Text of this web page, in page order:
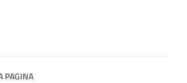
PAGINA